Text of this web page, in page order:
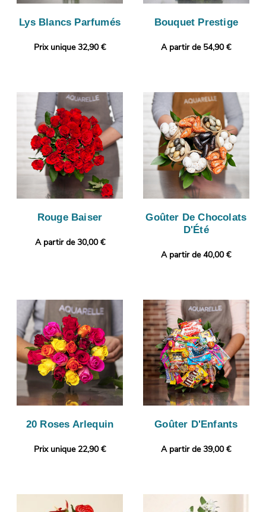
Lys Blancs Parfumés
Prix unique 32,90 €
Bouquet Prestige
A partir de 54,90 €
Rouge Baiser
A partir de 30,00 €
Goûter De Chocolats
D'Été
A partir de 40,00 €
20 Roses Arlequin
Prix unique 22,90 €
Goûter D'Enfants
A partir de 39,00 €